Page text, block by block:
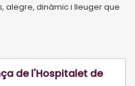
alegre, dinàmic i lleuger que
de l'Hospitalet de